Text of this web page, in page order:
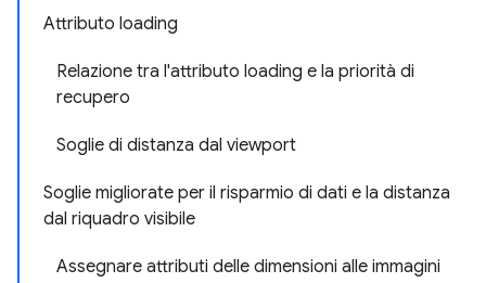
Attributo loading
Relazione tra l'attributo loading e la priorità di
recupero
Soglie di distanza dal viewport
Soglie migliorate per il risparmio di dati e la distanza
dal riquadro visibile
Assegnare attributi delle dimensioni alle immagini